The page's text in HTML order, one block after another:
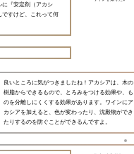
に『安定剤（アカシ
ですけど、これって何
良いところに気がつきましたね！アカシアは、木の
樹脂からできるもので、とろみをつける効果や、も
のを分離しにくくする効果があります。ワインにア
カシアを加えると、色が変わったり、沈殿物ができ
たりするのを防ぐことができるんですよ。